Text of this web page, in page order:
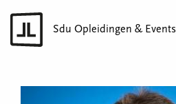
Sdu Opleidingen & Events